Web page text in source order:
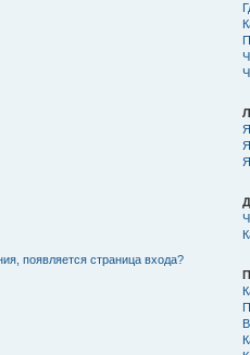
появляется страница входа?